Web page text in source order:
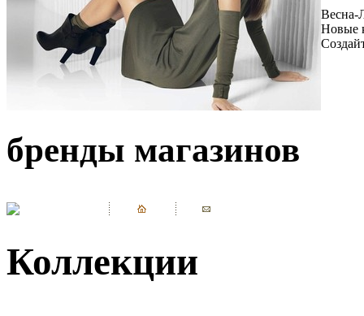
Весна-
Новые
бренды магазинов
Коллекции